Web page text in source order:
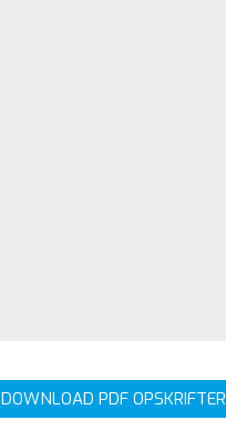
DOWNLOAD PDF OPSKRIFTER